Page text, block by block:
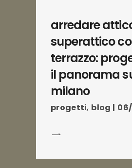
arredare
superattico
terrazzo:
il panorama
milano
progetti, blog